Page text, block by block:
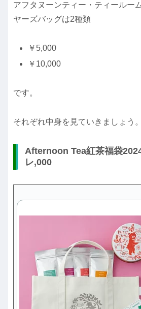
アフタヌーンティー・ティールー
ヤーズバッグは2種類
￥5,000
￥10,000
です。
それぞれ中身を見ていきましょう。
Afternoon Tea紅茶福袋
レ,000